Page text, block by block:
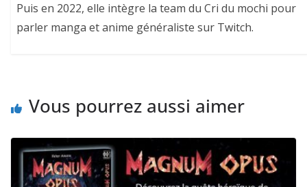
Puis en 2022, elle intègre la team du Cri du mochi pour
parler manga et anime généraliste sur Twitch.
Vous pourrez aussi aimer